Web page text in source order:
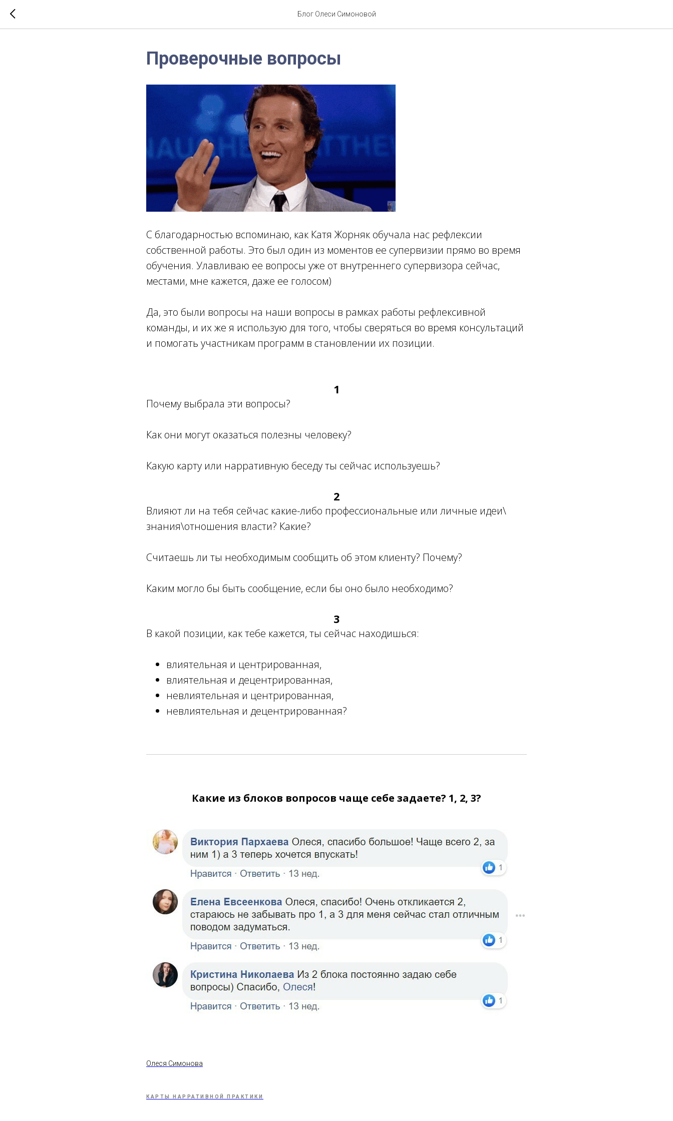
Блог Олеси Симоновой
Проверочные вопросы
С благодарностью вспоминаю, как Катя Жорняк обучала нас рефлексии
собственной работы. Это был один из моментов ее супервизии прямо во время
обучения. Улавливаю ее вопросы уже от внутреннего супервизора сейчас,
местами, мне кажется, даже ее голосом)
Да, это были вопросы на наши вопросы в рамках работы рефлексивной
команды, и их же я использую для того, чтобы сверяться во время консультаций
и помогать участникам программ в становлении их позиции.
1
Почему выбрала эти вопросы?
Как они могут оказаться полезны человеку?
Какую карту или нарративную беседу ты сейчас используешь?
2
Влияют ли на тебя сейчас какие-либо профессиональные или личные идеи\
знания\отношения власти? Какие?
Считаешь ли ты необходимым сообщить об этом клиенту? Почему?
Каким могло бы быть сообщение, если бы оно было необходимо?
3
В какой позиции, как тебе кажется, ты сейчас находишься:
влиятельная и центрированная,
влиятельная и децентрированная,
невлиятельная и центрированная,
невлиятельная и децентрированная?
Какие из блоков вопросов чаще себе задаете? 1, 2, 3?
Олеся Симонова
КАРТЫ НАРРАТИВНОЙ ПРАКТИКИ